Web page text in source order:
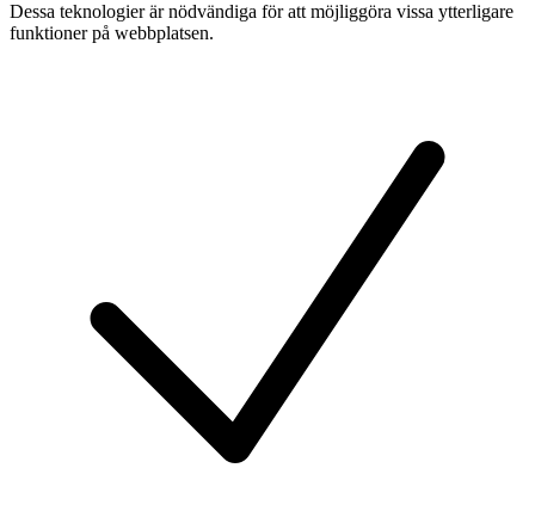
Dessa teknologier är nödvändiga för att möjliggöra vissa ytterligare
funktioner på webbplatsen.